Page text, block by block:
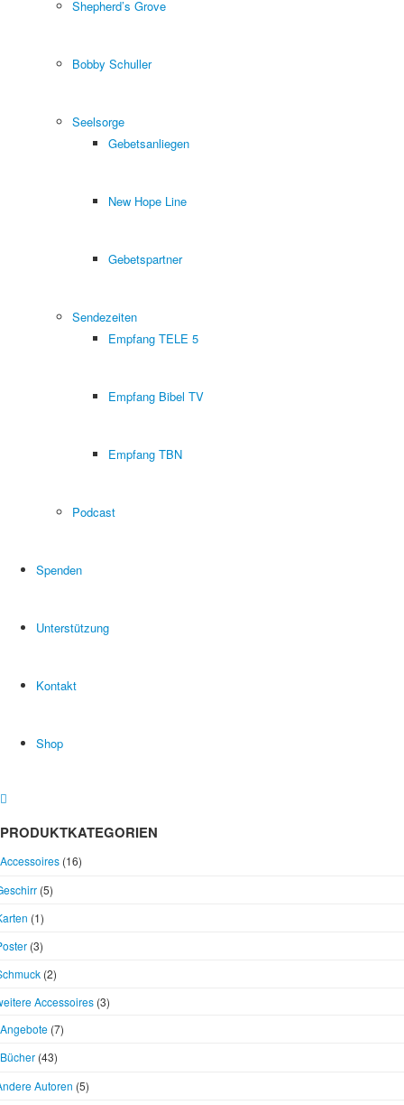
Shepherd’s Grove
Bobby Schuller
Seelsorge
Gebetsanliegen
New Hope Line
Gebetspartner
Sendezeiten
Empfang TELE 5
Empfang Bibel TV
Empfang TBN
Podcast
Spenden
Unterstützung
Kontakt
Shop
PRODUKTKATEGORIEN
Accessoires (16)
(5)
(1)
(3)
(2)
Accessoires (3)
Angebote (7)
Bücher (43)
Autoren (5)